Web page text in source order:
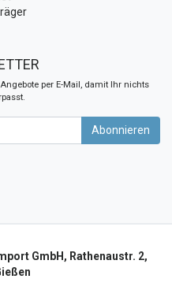
per E-Mail, damit Ihr nichts
Abonnieren
GmbH, Rathenaustr. 2,